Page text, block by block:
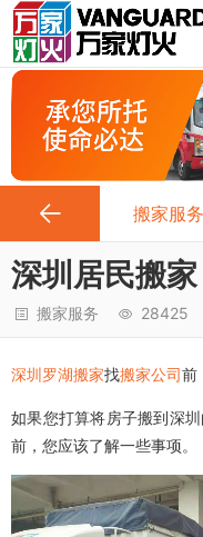
搬家服务
深圳居民搬家
搬家服务 28425
深圳罗湖搬家找搬家公司前
如果您打算将房子搬到深
前，您应该了解一些事项。